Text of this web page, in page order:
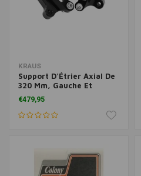
KRAUS
Support D'Étrier Axial De
320 Mm, Gauche Et
Droite, Avant
€479,95